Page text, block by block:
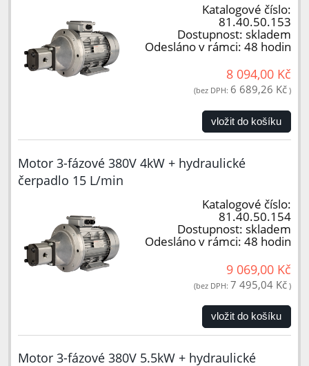
Katalogové číslo:
81.40.50.153
Dostupnost: skladem
Odesláno v rámci: 48 hodin
8 094,00 Kč
(bez DPH: 6 689,26 Kč )
vložit do košíku
Motor 3-fázové 380V 4kW + hydraulické
čerpadlo 15 L/min
Katalogové číslo:
81.40.50.154
Dostupnost: skladem
Odesláno v rámci: 48 hodin
9 069,00 Kč
(bez DPH: 7 495,04 Kč )
vložit do košíku
Motor 3-fázové 380V 5.5kW + hydraulické